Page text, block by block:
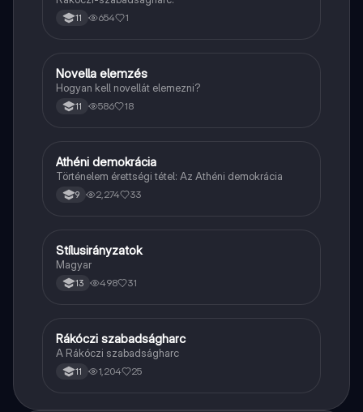
11 654 1
Magyar
Novella elemzés
Hogyan kell novellát elemezni?
11 586 18
Töri
Athéni demokrácia
Történelem érettségi tétel: Az Athéni demokrácia
9 2,274 33
Magyar
Stílusirányzatok
Magyar
13 498 31
Töri
Rákóczi szabadságharc
A Rákóczi szabadságharc
11 1,204 25